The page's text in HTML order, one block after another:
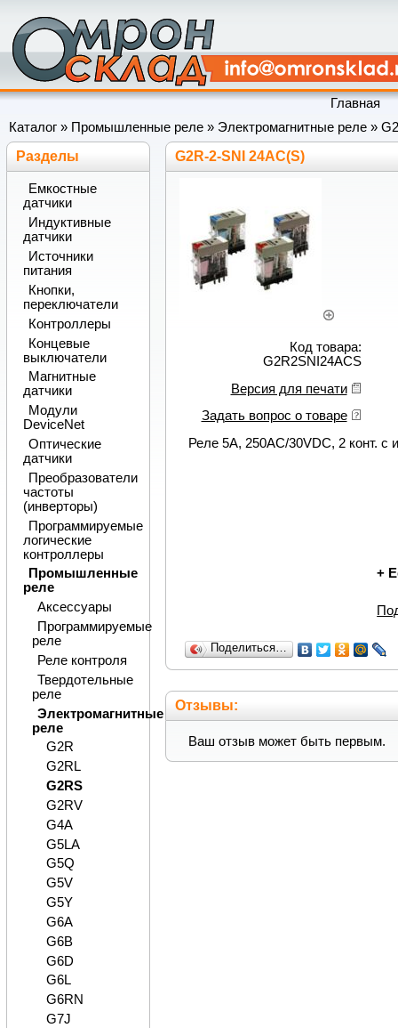
Главная
Каталог » Промышленные реле » Электромагнитные реле »
G2R-2-SNI 24AC(S)
Код товара:
G2R2SNI24ACS
Версия для печати
Задать вопрос о товаре
Реле 5А, 250АС/30VDC, 2 конт. с
+
Поделиться…
Отзывы:
Ваш отзыв может быть первым.
Разделы
Емкостные
датчики
Индуктивные
датчики
Источники
питания
Кнопки,
переключатели
Контроллеры
Концевые
выключатели
Магнитные
датчики
Модули
DeviceNet
Оптические
датчики
Преобразователи
частоты
(инверторы)
Программируемые
логические
контроллеры
Промышленные
реле
Аксессуары
Программируемые
реле
Реле контроля
Твердотельные
реле
Электромагнитные
реле
G2R
G2RL
G2RS
G2RV
G4A
G5LA
G5Q
G5V
G5Y
G6A
G6B
G6D
G6L
G6RN
G7J